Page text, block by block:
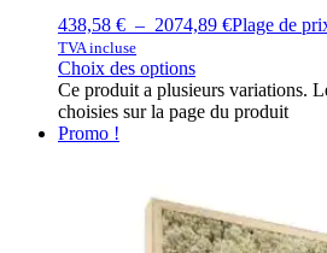
438,58 € – 2074,89 €Plage de
TVA incluse
Choix des options
Ce produit a plusieurs variations.
choisies sur la page du produit
Promo !